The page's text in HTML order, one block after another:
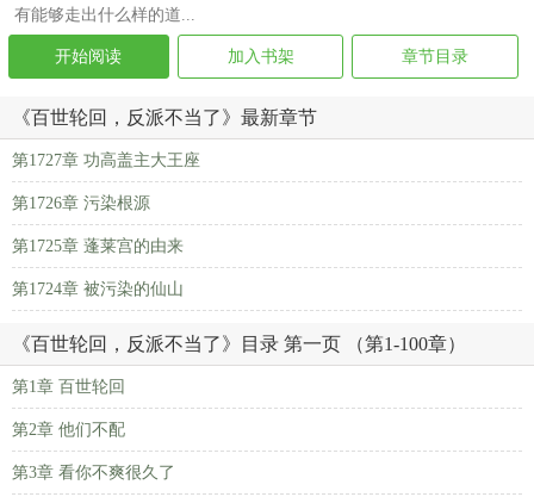
有能够走出什么样的道...
开始阅读 加入书架 章节目录
《百世轮回，反派不当了》最新章节
第1727章 功高盖主大王座
第1726章 污染根源
第1725章 蓬莱宫的由来
第1724章 被污染的仙山
《百世轮回，反派不当了》目录 第一页 （第1-100章）
第1章 百世轮回
第2章 他们不配
第3章 看你不爽很久了